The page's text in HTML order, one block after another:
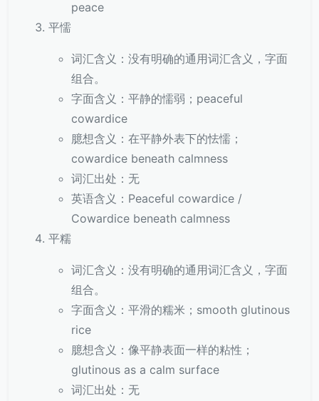
peace
平懦
词汇含义：没有明确的通用词汇含义，字面
组合。
字面含义：平静的懦弱；peaceful
cowardice
臆想含义：在平静外表下的怯懦；
cowardice beneath calmness
词汇出处：无
英语含义：Peaceful cowardice /
Cowardice beneath calmness
平糯
词汇含义：没有明确的通用词汇含义，字面
组合。
字面含义：平滑的糯米；smooth glutinous
rice
臆想含义：像平静表面一样的粘性；
glutinous as a calm surface
词汇出处：无